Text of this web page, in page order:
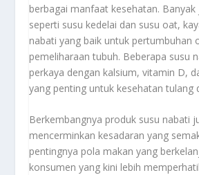
berbagai manfaat kesehatan.
seperti susu kedelai dan susu oat,
nabati yang baik untuk pertumbuhan
pemeliharaan tubuh. Beberapa susu
perkaya dengan kalsium, vitamin D,
yang penting untuk kesehatan tulang
Berkembangnya produk susu nabati
mencerminkan kesadaran yang
pentingnya pola makan yang
konsumen yang kini lebih